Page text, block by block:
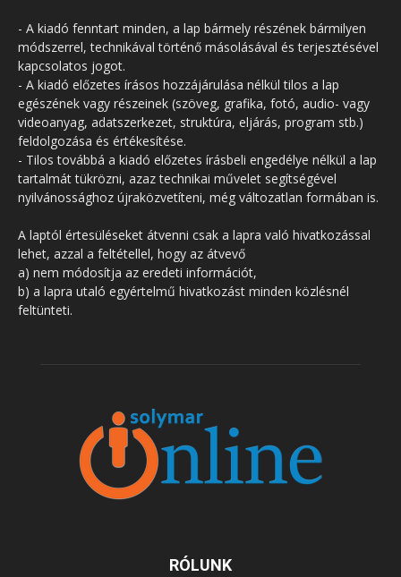
- A kiadó fenntart minden, a lap bármely részének bármilyen
módszerrel, technikával történő másolásával és terjesztésével
kapcsolatos jogot.
- A kiadó előzetes írásos hozzájárulása nélkül tilos a lap
egészének vagy részeinek (szöveg, grafika, fotó, audio- vagy
videoanyag, adatszerkezet, struktúra, eljárás, program stb.)
feldolgozása és értékesítése.
- Tilos továbbá a kiadó előzetes írásbeli engedélye nélkül a lap
tartalmát tükrözni, azaz technikai művelet segítségével
nyilvánossághoz újraközvetíteni, még változatlan formában is.
A laptól értesüléseket átvenni csak a lapra való hivatkozással
lehet, azzal a feltétellel, hogy az átvevő
a) nem módosítja az eredeti információt,
b) a lapra utaló egyértelmű hivatkozást minden közlésnél
feltünteti.
RÓLUNK